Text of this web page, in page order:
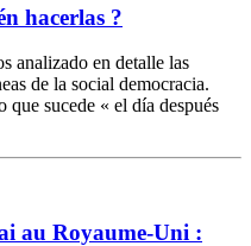
hacerlas ?
analizado en detalle las
de la social democracia.
que sucede « el día después
au Royaume-Uni :